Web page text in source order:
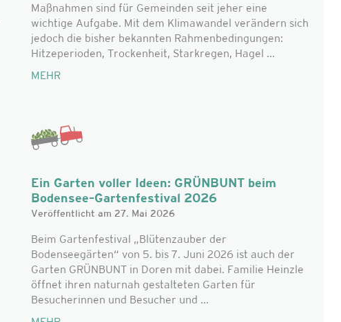
Maßnahmen sind für Gemeinden seit jeher eine
wichtige Aufgabe. Mit dem Klimawandel verändern sich
jedoch die bisher bekannten Rahmenbedingungen:
Hitzeperioden, Trockenheit, Starkregen, Hagel ...
MEHR
Ein Garten voller Ideen: GRÜNBUNT beim
Bodensee–Gartenfestival 2026
Veröffentlicht am 27. Mai 2026
Beim Gartenfestival „Blütenzauber der
Bodenseegärten“ von 5. bis 7. Juni 2026 ist auch der
Garten GRÜNBUNT in Doren mit dabei. Familie Heinzle
öffnet ihren naturnah gestalteten Garten für
Besucherinnen und Besucher und ...